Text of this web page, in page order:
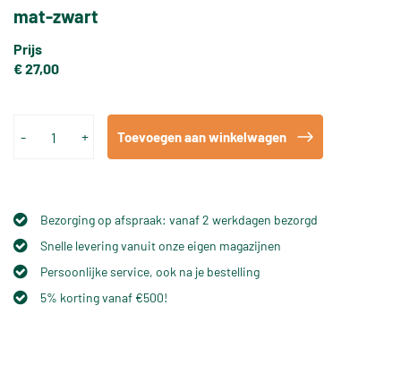
mat-zwart
Prijs
€ 27,00
- + Toevoegen aan winkelwagen
Bezorging op afspraak: vanaf 2 werkdagen bezorgd
Snelle levering vanuit onze eigen magazijnen
Persoonlijke service, ook na je bestelling
5% korting vanaf €500!